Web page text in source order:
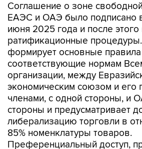
Соглашение о зоне
ЕАЭС и ОАЭ было подписано
июня 2025 года и после этого
ратификационные
формирует основные правила
соответствующие нормам
организации, между
экономическим союзом и его
членами, с одной стороны, и
стороны и предусматривает
либерализацию торговли в
85% номенклатуры товаров.
Преференциальный доступ,